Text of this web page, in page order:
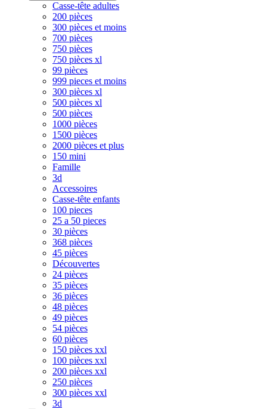
Casse-tête adultes
200 pièces
300 pièces et moins
700 pièces
750 pièces
750 pièces xl
99 pièces
999 pieces et moins
300 pièces xl
500 pièces xl
500 pièces
1000 pièces
1500 pièces
2000 pièces et plus
150 mini
Famille
3d
Accessoires
Casse-tête enfants
100 pieces
25 a 50 pieces
30 pièces
368 pièces
45 pièces
Découvertes
24 pièces
35 pièces
36 pièces
48 pièces
49 pièces
54 pièces
60 pièces
150 pièces xxl
100 pièces xxl
200 pièces xxl
250 pièces
300 pièces xxl
3d